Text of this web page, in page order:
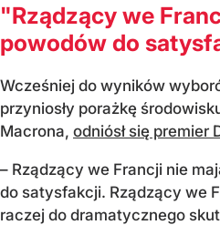
"Rządzący we
powodów do
Wcześniej do wyników
przyniosły porażkę
Macrona, odniósł się premier
– Rządzący we Francji nie
do satysfakcji. Rządzący we
raczej do dramatycznego